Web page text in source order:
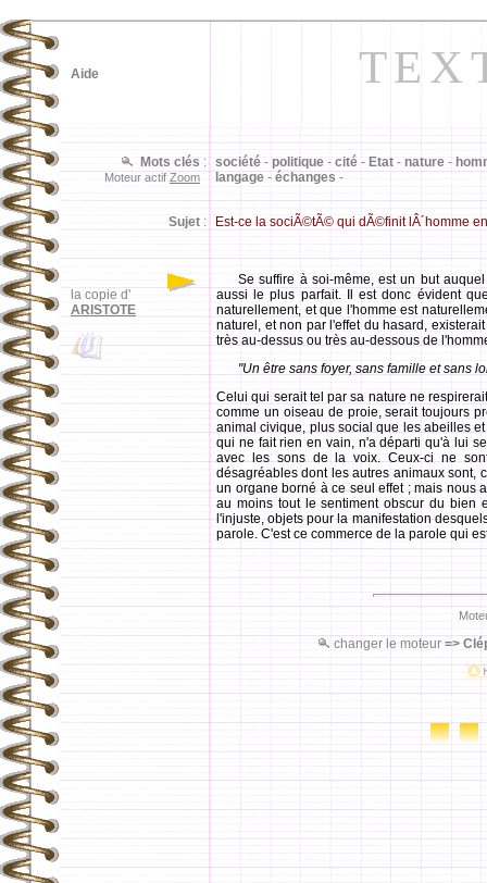
la copie d'
ARISTOTE
société - politique - cité - Etat - nature -
langage - échanges -
Mots clés :
Moteur actif Zoom
Sujet : Est-ce la sociÃ©tÃ© qui dÃ©finit lÂ´homme
Aide
Se suffire à soi-même, est un but
aussi le plus parfait. Il est donc évident
naturellement, et que l'homme est
naturel, et non par l'effet du hasard,
très au-dessus ou très au-dessous de
"Un être sans foyer, sans famille et sans
Celui qui serait tel par sa nature ne
comme un oiseau de proie, serait toujours
animal civique, plus social que les abeilles
qui ne fait rien en vain, n'a départi qu'à lui
avec les sons de la voix. Ceux-ci ne
désagréables dont les autres animaux sont,
un organe borné à ce seul effet ; mais nous
au moins tout le sentiment obscur du
l'injuste, objets pour la manifestation
parole. C'est ce commerce de la parole qui
changer le moteur =>